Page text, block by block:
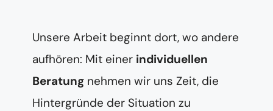
Unsere Arbeit beginnt dort, wo andere
aufhören: Mit einer individuellen
Beratung nehmen wir uns Zeit, die
Hintergründe der Situation zu